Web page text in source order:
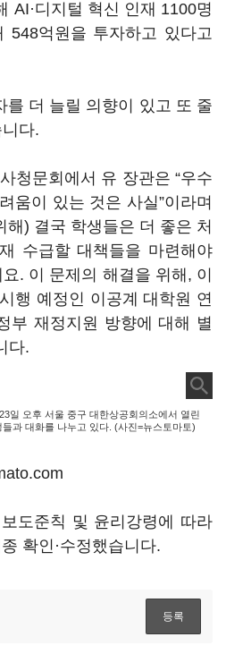
AI·디지털 혁신 인재 1100명
548억원을 투자하고 있다고
를 더 늘릴 의향이 있고 또 줄
다.
청문회에서 유 장관은 “우수
움이 있는 것은 사실”이라며
해) 결국 학생들은 더 좋은 처
수급할 대책들을 마련해야
. 이 문제의 해결을 위해, 이
행 예정인 이공계 대학원 연
부 재정지원 방향에 대해 별
다.
일 오후 서울 중구 대한상공회의소에서 열린
과 대화를 나누고 있다. (사진=뉴스토마토)
도준칙 및 윤리강령에 따라
확인·수정했습니다.